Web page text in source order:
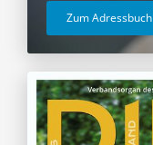
Zum Adressbuch